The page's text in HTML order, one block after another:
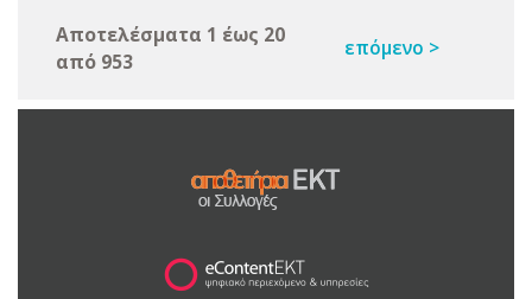
Αποτελέσματα 1 έως 20
από 953
επόμενο >